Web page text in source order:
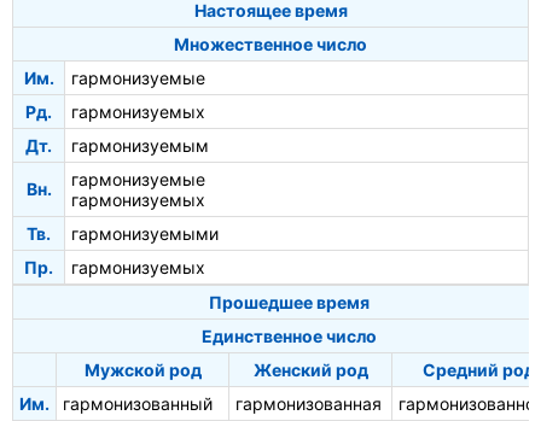
Настоящее время
Множественное число
Им.
гармонизуемые
Рд.
гармонизуемых
Дт.
гармонизуемым
Вн.
гармонизуемые
гармонизуемых
Тв.
гармонизуемыми
Пр.
гармонизуемых
Прошедшее время
Единственное число
Мужской род
Женский род
Средний род
Им.
гармонизованный гармонизованная